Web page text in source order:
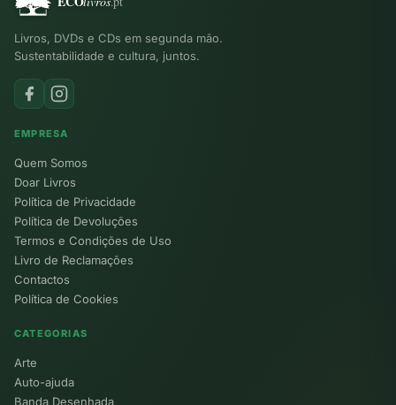
Livros, DVDs e CDs em segunda mão.
Sustentabilidade e cultura, juntos.
EMPRESA
Quem Somos
Doar Livros
Política de Privacidade
Política de Devoluções
Termos e Condições de Uso
Livro de Reclamações
Contactos
Política de Cookies
CATEGORIAS
Arte
Auto-ajuda
Banda Desenhada